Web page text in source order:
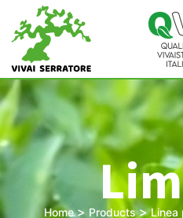
Home> Products>Linea